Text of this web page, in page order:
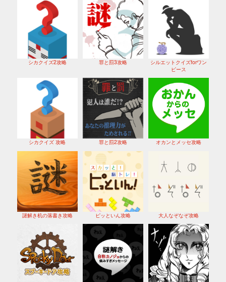
シカクイズ2攻略 罪と罰3攻略
シルエットクイズforワン
ピース
シカクイズ 攻略 罪と罰2攻略 オカンとメッセ攻略
謎解き机の落書き攻略 ピッといん攻略 大人なぞなぞ攻略